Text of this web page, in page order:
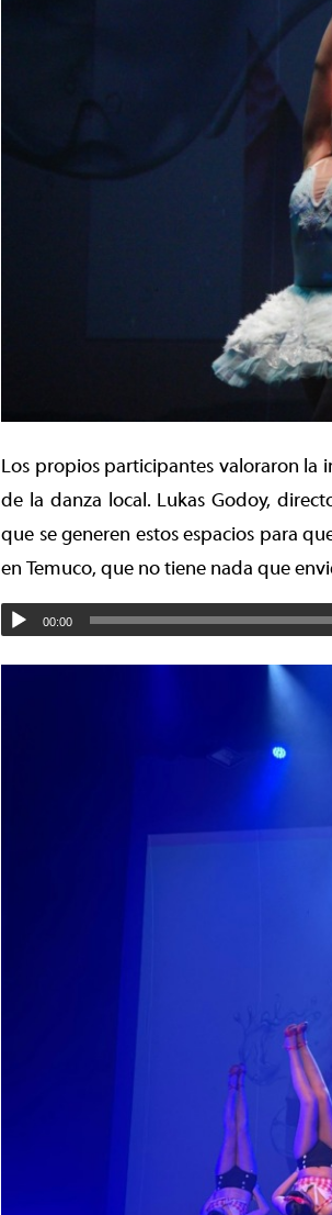
Los propios participantes valoraron la
de la danza local. Lukas Godoy,
que se generen estos espacios para
en Temuco, que no tiene nada que
00:00